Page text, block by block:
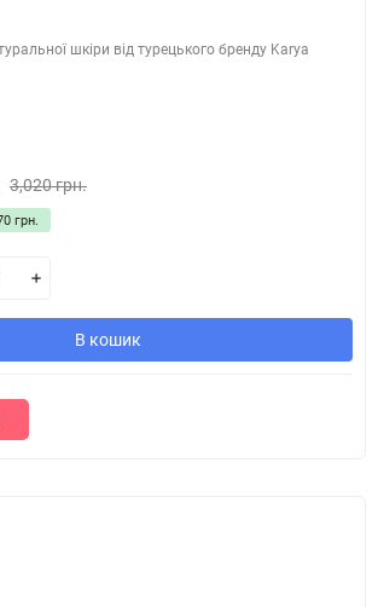
шкіри від турецького бренду Karya
3,020 грн.
грн.
В кошик